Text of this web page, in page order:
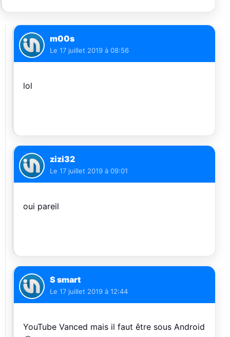
m00s
Le 17 juillet 2019 à 08:56
lol
zizi32
Le 17 juillet 2019 à 09:01
oui pareil
S smart
Le 17 juillet 2019 à 12:44
YouTube Vanced mais il faut être sous Android